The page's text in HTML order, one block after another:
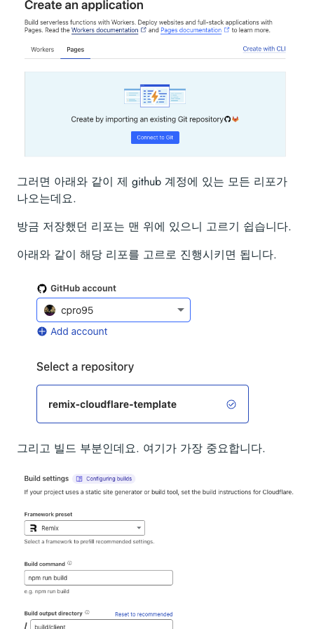
그러면 아래와 같이 제 github 계정에 있는 모든 리포가
나오는데요.
방금 저장했던 리포는 맨 위에 있으니 고르기 쉽습니다.
아래와 같이 해당 리포를 고르로 진행시키면 됩니다.
그리고 빌드 부분인데요. 여기가 가장 중요합니다.